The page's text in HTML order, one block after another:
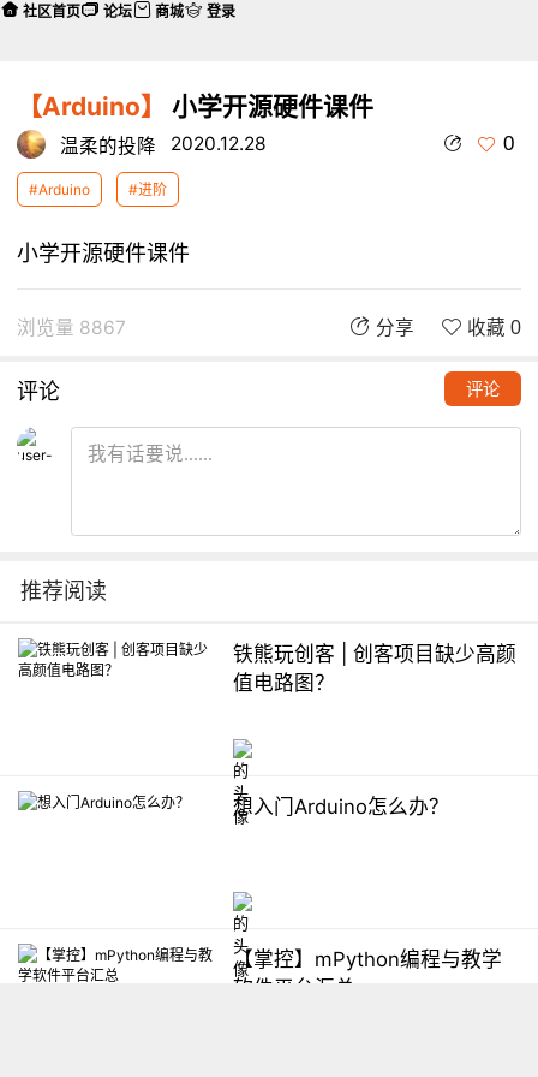
【Arduino】 小学开源硬件课件
温柔的投降 2020.12.28 0
#Arduino #进阶
小学开源硬件课件
浏览量 8867 分享 收藏 0
评论 评论
推荐阅读
铁熊玩创客 | 创客项目缺少高颜
值电路图？
想入门Arduino怎么办？
【掌控】mPython编程与教学
软件平台汇总
社区首页 论坛 商城 登录